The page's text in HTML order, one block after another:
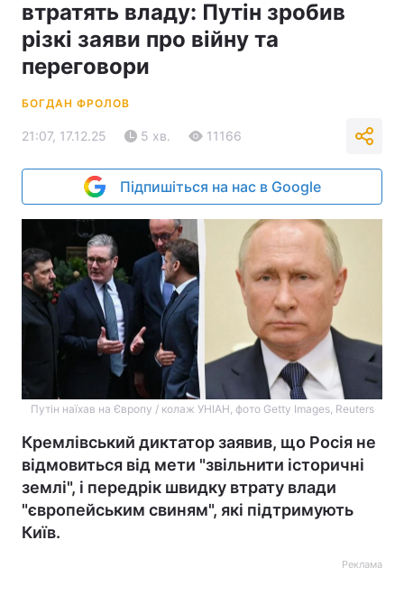
втратять владу: Путін зробив
різкі заяви про війну та
переговори
БОГДАН ФРОЛОВ
21:07, 17.12.25 5 хв. 11166
Підпишіться на нас в Google
Путін наїхав на Європу / колаж УНІАН, фото Getty Images, Reuters
Кремлівський диктатор заявив, що Росія не
відмовиться від мети "звільнити історичні
землі", і передрік швидку втрату влади
"європейським свиням", які підтримують
Київ.
Реклама